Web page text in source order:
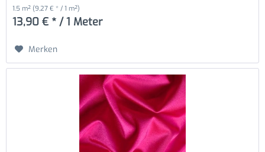
1.5 m² (9,27 € * / 1 m²)
13,90 € * / 1 Meter
Merken